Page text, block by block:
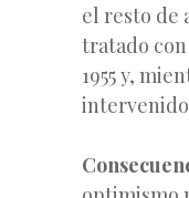
el resto de
tratado
1955 y,